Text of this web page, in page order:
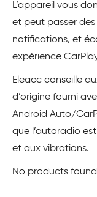
L’appareil vous
et peut passer
notifications, et
expérience
Eleacc conseille
d’origine fourni
Android Auto/
que l’autoradio
et aux vibrations.
No products